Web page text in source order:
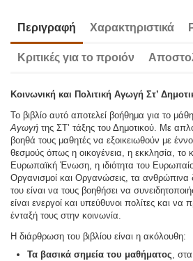
Περιγραφή Χαρακτηριστικά
Κριτικές για το προιόν
Κοινωνική και Πολιτική Αγωγή Στ’
Το βιβλίο αυτό αποτελεί βοήθημα για το
Αγωγή της ΣΤ’ τάξης του Δημοτικού. Με
βοηθά τους μαθητές να εξοικειωθούν με
θεσμούς όπως η οικογένεια, η εκκλησία, το
Ευρωπαϊκή Ένωση, η ιδιότητα του
Οργανισμοί και Οργανώσεις, τα ανθρώπινα
του είναι να τους βοηθήσει να
είναι ενεργοί και υπεύθυνοι πολίτες και να
ένταξή τους στην κοινωνία.
Η διάρθρωση του βιβλίου είναι η ακόλουθη:
Τα βασικά σημεία του μαθήματος,